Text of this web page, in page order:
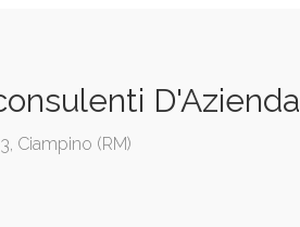
D'Azienda
Ciampino (RM)